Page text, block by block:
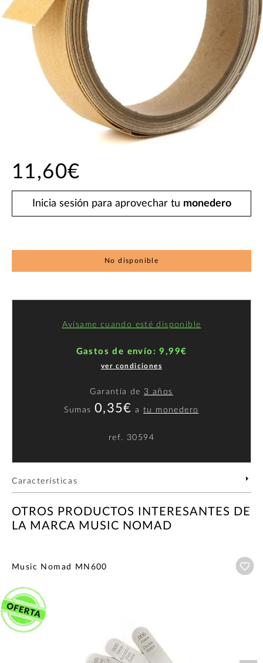
11,60€
Inicia sesión para aprovechar tu monedero
No disponible
Avísame cuando esté disponible
Gastos de envío: 9,99€
ver condiciones
Garantía de 3 años
Sumas 0,35€ atu monedero
ref. 30594
Características
OTROS PRODUCTOS INTERESANTES DE
LA MARCA MUSIC NOMAD
Music Nomad MN600